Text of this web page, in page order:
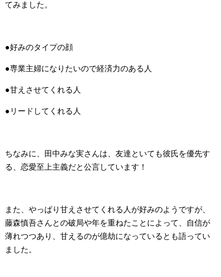
てみました。
●好みのタイプの顔
●専業主婦になりたいので経済力のある人
●甘えさせてくれる人
●リードしてくれる人
ちなみに、田中みな実さんは、友達といても彼氏を優先す
る、恋愛至上主義だと公言しています！
また、やっぱり甘えさせてくれる人が好みのようですが、
藤森慎吾さんとの破局や年を重ねたことによって、自信が
薄れつつあり、甘えるのが億劫になっているとも語ってい
ました。